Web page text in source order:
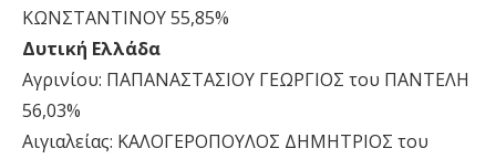
ΚΩΝΣΤΑΝΤΙΝΟΥ 55,85%
Δυτική Ελλάδα
Αγρινίου: ΠΑΠΑΝΑΣΤΑΣΙΟΥ ΓΕΩΡΓΙΟΣ του ΠΑΝΤΕΛΗ
56,03%
Αιγιαλείας: ΚΑΛΟΓΕΡΟΠΟΥΛΟΣ ΔΗΜΗΤΡΙΟΣ του